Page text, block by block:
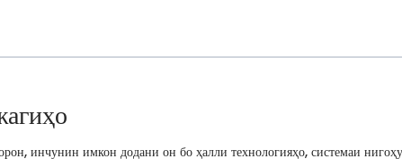
инчунин имкон додани он бо ҳалли технологияҳо, системаи